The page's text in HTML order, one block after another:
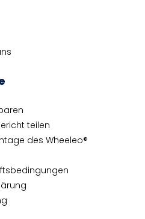
teilen
des Wheeleo®